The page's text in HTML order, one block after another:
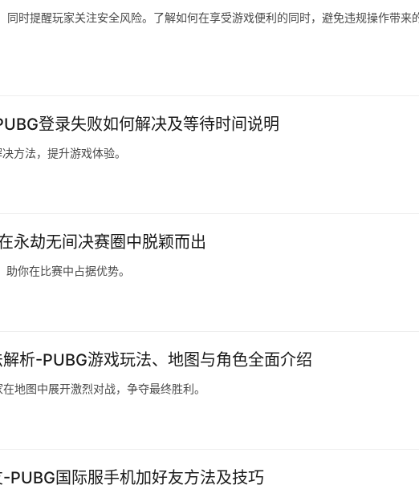
时提醒玩家关注安全风险。了解如何在享受游戏便利的同时，避免违规操作带来
登录失败如何解决及等待时间说明
方法，提升游戏体验。
永劫无间决赛圈中脱颖而出
你在比赛中占据优势。
析-PUBG游戏玩法、地图与角色全面介绍
地图中展开激烈对战，争夺最终胜利。
PUBG国际服手机加好友方法及技巧